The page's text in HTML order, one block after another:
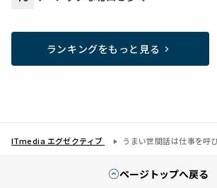
ランキングをもっと見る
ITmedia エグゼクティブ うまい世間話は仕事を呼
ページトップへ戻る